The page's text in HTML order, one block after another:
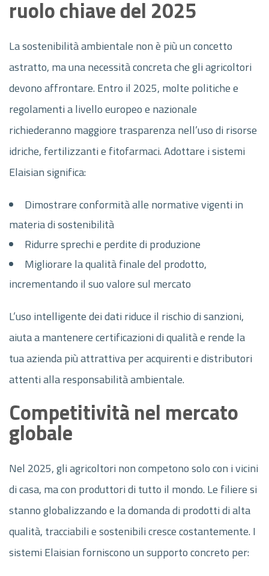
ruolo chiave del 2025
La sostenibilità ambientale non è più un concetto
astratto, ma una necessità concreta che gli agricoltori
devono affrontare. Entro il 2025, molte politiche e
regolamenti a livello europeo e nazionale
richiederanno maggiore trasparenza nell’uso di risorse
idriche, fertilizzanti e fitofarmaci. Adottare i sistemi
Elaisian significa:
Dimostrare conformità alle normative vigenti in
materia di sostenibilità
Ridurre sprechi e perdite di produzione
Migliorare la qualità finale del prodotto,
incrementando il suo valore sul mercato
L’uso intelligente dei dati riduce il rischio di sanzioni,
aiuta a mantenere certificazioni di qualità e rende la
tua azienda più attrattiva per acquirenti e distributori
attenti alla responsabilità ambientale.
Competitività nel mercato
globale
Nel 2025, gli agricoltori non competono solo con i vicini
di casa, ma con produttori di tutto il mondo. Le filiere si
stanno globalizzando e la domanda di prodotti di alta
qualità, tracciabili e sostenibili cresce costantemente. I
sistemi Elaisian forniscono un supporto concreto per: